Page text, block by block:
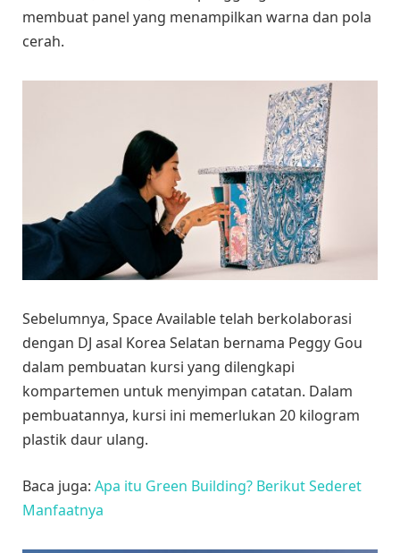
membuat panel yang menampilkan warna dan pola
cerah.
Sebelumnya, Space Available telah berkolaborasi
dengan DJ asal Korea Selatan bernama Peggy Gou
dalam pembuatan kursi yang dilengkapi
kompartemen untuk menyimpan catatan. Dalam
pembuatannya, kursi ini memerlukan 20 kilogram
plastik daur ulang.
Baca juga: Apa itu Green Building? Berikut Sederet
Manfaatnya